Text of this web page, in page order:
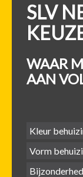
SLV
WAAR
AAN
Kleur
Zwart
Vorm